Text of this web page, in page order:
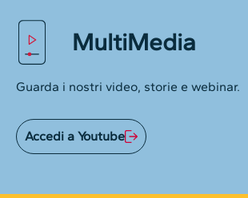
MultiMedia
Guarda i nostri video, storie e webinar.
Accedi a Youtube